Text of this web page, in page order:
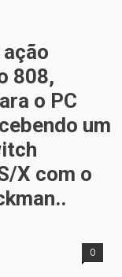
808,
o PC
um
X com o
0